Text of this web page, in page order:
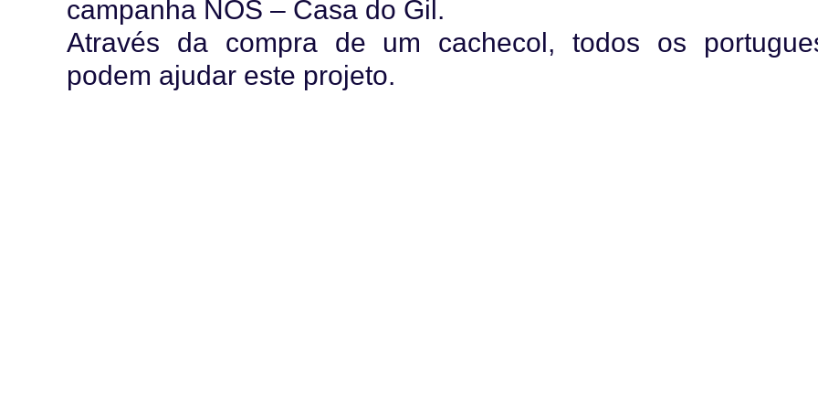
campanha NÓS – Casa do Gil.
Através da compra de um cachecol, todos os
podem ajudar este projeto.